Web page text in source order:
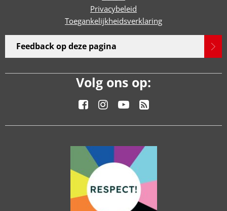
Privacybeleid
Toegankelijkheidsverklaring
Feedback op deze pagina
Volg ons op: